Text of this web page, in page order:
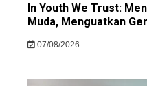
In Youth We Trust:
Muda, Menguatkan
07/08/2026